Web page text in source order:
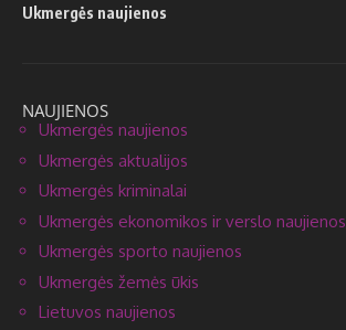
Ukmergės naujienos
NAUJIENOS
Ukmergės naujienos
Ukmergės aktualijos
Ukmergės kriminalai
Ukmergės ekonomikos ir verslo naujienos
Ukmergės sporto naujienos
Ukmergės žemės ūkis
Lietuvos naujienos